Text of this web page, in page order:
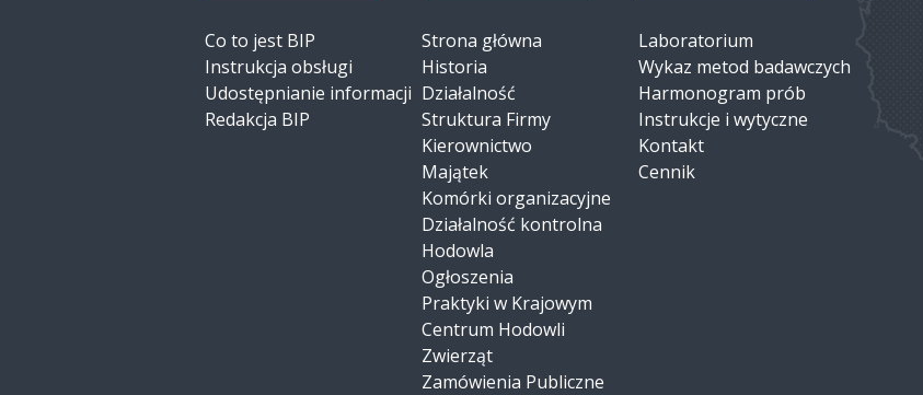
Co to jest BIP
Instrukcja obsługi
Udostępnianie informacji
Redakcja BIP
Strona główna
Historia
Działalność
Struktura Firmy
Kierownictwo
Majątek
Komórki organizacyjne
Działalność kontrolna
Hodowla
Ogłoszenia
Praktyki w Krajowym
Centrum Hodowli
Zwierząt
Zamówienia Publiczne
Laboratorium
Wykaz metod badawczych
Harmonogram prób
Instrukcje i wytyczne
Kontakt
Cennik